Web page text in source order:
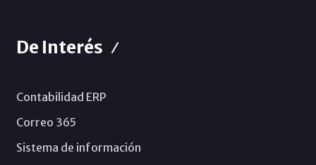
De Interés
Contabilidad ERP
Correo 365
Sistema de información